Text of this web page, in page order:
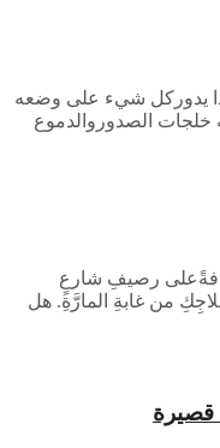
يدوركل شيء على وضعه
خلجات الصدوروالدموع
رصيفِ شارعٍ
من غابةِ المارَّةِ. هل
قصيرة